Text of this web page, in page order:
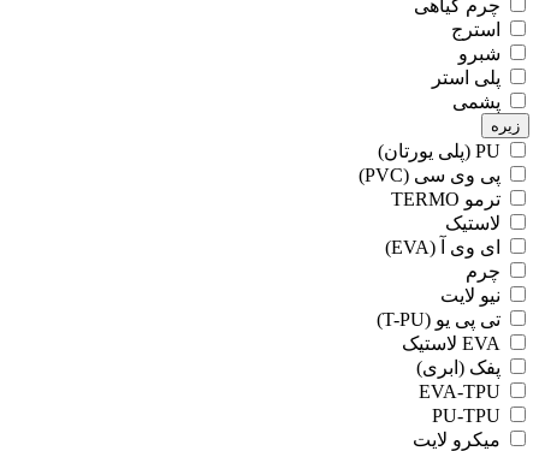
چرم گیاهی
استرج
شبرو
پلی استر
پشمی
زیره
PU (پلی یورتان)
پی وی سی (PVC)
ترمو TERMO
لاستیک
ای وی آ (EVA)
چرم
نیو لایت
تی پی یو (T-PU)
EVA لاستیک
پفک (ابری)
EVA-TPU
PU-TPU
میکرو لایت